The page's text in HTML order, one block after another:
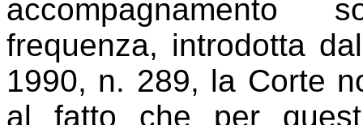
accompagnamento
frequenza, introdotta
1990, n. 289, la Corte
al fatto che per